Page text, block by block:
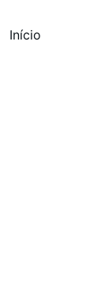
Início